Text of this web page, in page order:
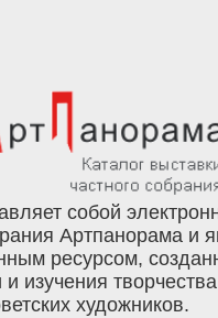
собой
Артпанорама и
ресурсом,
изучения
художников.